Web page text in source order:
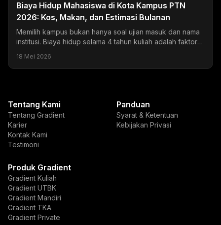
Biaya Hidup Mahasiswa di Kota Kampus PTN
2026: Kos, Makan, dan Estimasi Bulanan
Memilih kampus bukan hanya soal ujian masuk dan nama
institusi. Biaya hidup selama 4 tahun kuliah adalah faktor
18 Mei 2026
Tentang Kami
Tentang Gradient
Karier
Kontak Kami
Testimoni
Panduan
Syarat & Ketentuan
Kebijakan Privasi
Produk Gradient
Gradient Kuliah
Gradient UTBK
Gradient Mandiri
Gradient TKA
Gradient Private